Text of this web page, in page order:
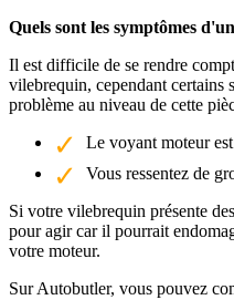
Quels sont les symptômes
Il est difficile de se rendre
vilebrequin, cependant certains
problème au niveau de cette
Le voyant moteur
Vous ressentez de
Si votre vilebrequin présente
pour agir car il pourrait
votre moteur.
Sur Autobutler, vous pouvez